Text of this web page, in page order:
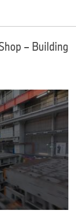
– Building